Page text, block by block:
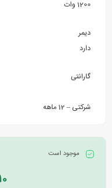
1200 وات
دیمر
دارد
دسته جانبی
گارانتی
شرکتی – 12 ماهه
موجود است